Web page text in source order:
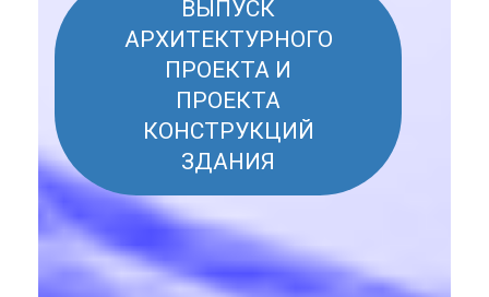
ВЫПУСК
АРХИТЕКТУРНОГО
ПРОЕКТА И
ПРОЕКТА
КОНСТРУКЦИЙ
ЗДАНИЯ